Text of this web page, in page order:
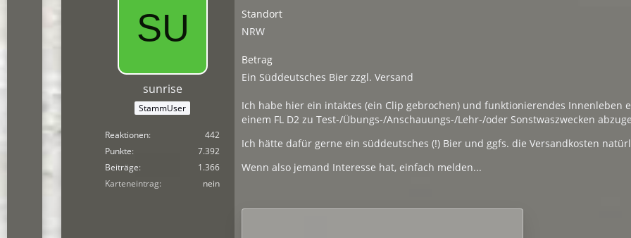
sunrise
StammUser
Reaktionen
442
Punkte
7.392
Beiträge
1.366
Karteneintrag
nein
Standort
NRW
Betrag
Ein Süddeutsches Bier zzgl. Versand
Ich habe hier ein intaktes (ein Clip gebrochen) und funktionierendes Innenleben
einem FL D2 zu Test-/Übungs-/Anschauungs-/Lehr-/oder Sonstwaszwecken
Ich hätte dafür gerne ein süddeutsches (!) Bier und ggfs. die Versandkosten
Wenn also jemand Interesse hat, einfach melden...